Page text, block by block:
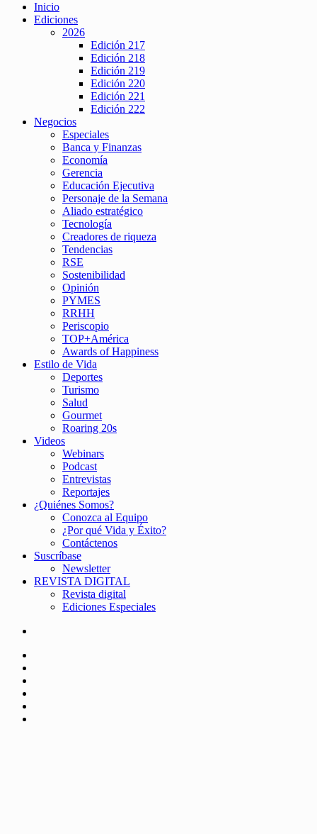
Inicio
Ediciones
2026
Edición 217
Edición 218
Edición 219
Edición 220
Edición 221
Edición 222
Negocios
Especiales
Banca y Finanzas
Economía
Gerencia
Educación Ejecutiva
Personaje de la Semana
Aliado estratégico
Tecnología
Creadores de riqueza
Tendencias
RSE
Sostenibilidad
Opinión
PYMES
RRHH
Periscopio
TOP+América
Awards of Happiness
Estilo de Vida
Deportes
Turismo
Salud
Gourmet
Roaring 20s
Videos
Webinars
Podcast
Entrevistas
Reportajes
¿Quiénes Somos?
Conozca al Equipo
¿Por qué Vida y Éxito?
Contáctenos
Suscríbase
Newsletter
REVISTA DIGITAL
Revista digital
Ediciones Especiales